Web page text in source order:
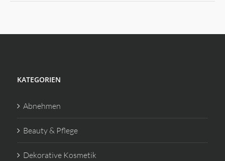
KATEGORIEN
Abnehmen
Beauty & Pflege
Dekorative Kosmetik